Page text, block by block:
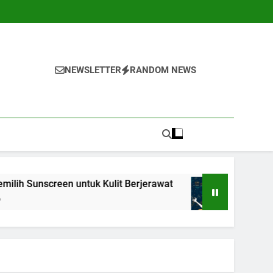
NEWSLETTER RANDOM NEWS
untuk Kulit Berjerawat 7 Teknik Self-Talk
1 Tahun Ago